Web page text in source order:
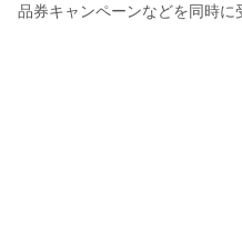
品券キャンペーンなどを同時に